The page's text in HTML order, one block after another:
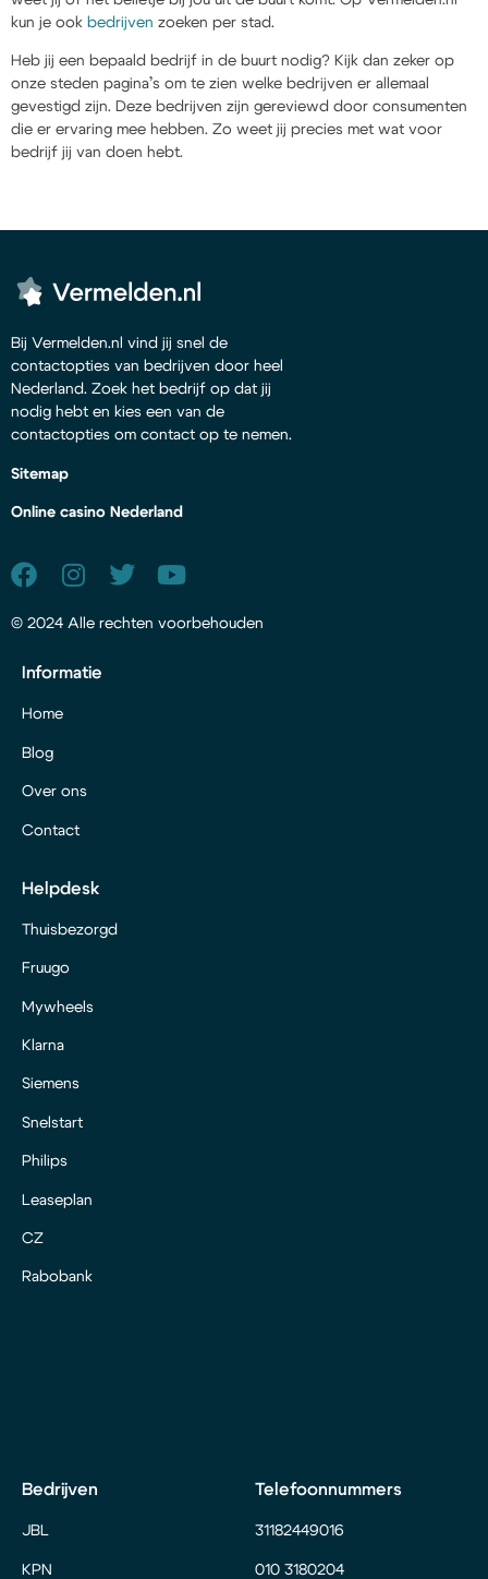
kun je ook bedrijven zoeken per stad.
Heb jij een bepaald bedrijf in de buurt nodig? Kijk dan zeker op
onze steden pagina’s om te zien welke bedrijven er allemaal
gevestigd zijn. Deze bedrijven zijn gereviewd door consumenten
die er ervaring mee hebben. Zo weet jij precies met wat voor
bedrijf jij van doen hebt.
Bij Vermelden.nl vind jij snel de
contactopties van bedrijven door heel
Nederland. Zoek het bedrijf op dat jij
nodig hebt en kies een van de
contactopties om contact op te nemen.
Sitemap
Online casino Nederland
© 2024 Alle rechten voorbehouden
Informatie
Home
Blog
Over ons
Contact
Helpdesk
Thuisbezorgd
Fruugo
Mywheels
Klarna
Siemens
Snelstart
Philips
Leaseplan
CZ
Rabobank
Bedrijven
JBL
KPN
Telefoonnummers
31182449016
010 3180204